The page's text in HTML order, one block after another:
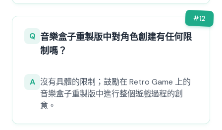
#12
Q 音樂盒子重製版中對角色創建有任何限
制嗎？
A 沒有具體的限制；鼓勵在 Retro Game 上的
音樂盒子重製版中進行整個遊戲過程的創
意。